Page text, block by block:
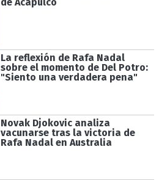
de Acapulco
La reflexión de Rafa Nadal
sobre el momento de Del Potro:
"Siento una verdadera pena"
Novak Djokovic analiza
vacunarse tras la victoria de
Rafa Nadal en Australia